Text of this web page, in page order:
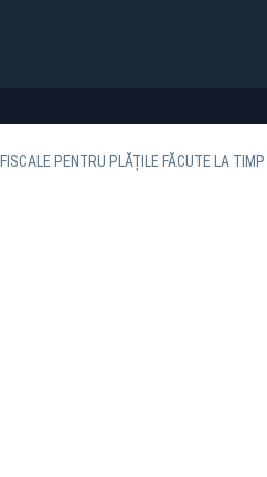
PENTRU PLĂȚILE FĂCUTE LA TIMP